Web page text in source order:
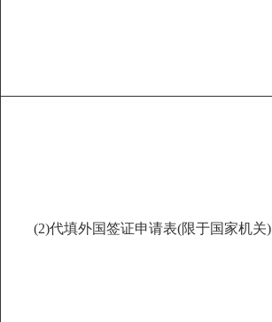
(2)代填外国签证申请表(限于国家机关)